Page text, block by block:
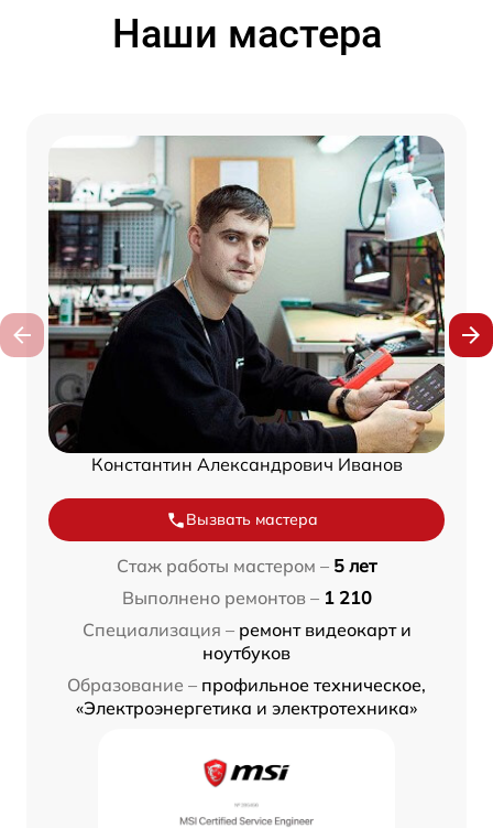
Наши мастера
Константин Александрович Иванов
Вызвать мастера
Стаж работы мастером – 5 лет
Выполнено ремонтов – 1 210
Специализация – ремонт видеокарт и
ноутбуков
Образование – профильное техническое,
«Электроэнергетика и электротехника»